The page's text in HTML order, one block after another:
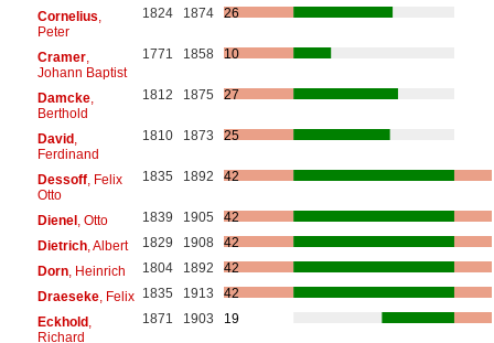
Cornelius
Peter
1824 1874 26
Cramer,
Johann Baptist
1771 1858 10
Damcke,
Berthold
1812 1875 27
David,
Ferdinand
1810 1873 25
Dessoff, Felix
Otto
1835 1892 42
Dienel, Otto 1839 1905
42
Dietrich, Albert 1829 1908
42
Dorn, Heinrich 1804 1892
42
Draeseke, Felix 1835 1913
42
Eckhold,
Richard
1871 1903 19